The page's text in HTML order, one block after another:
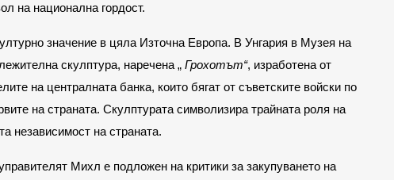
на национална гордост.
значение в цяла Източна Европа. В Унгария в Музея на
скулптура, наречена „ Грохотът“, изработена от
на централната банка, които бягат от съветските войски по
на страната. Скулптурата символизира трайната роля на
независимост на страната.
Михл е подложен на критики за закупуването на